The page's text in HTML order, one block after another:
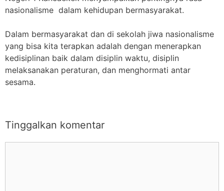
nasionalisme dalam kehidupan bermasyarakat.
Dalam bermasyarakat dan di sekolah jiwa nasionalisme
yang bisa kita terapkan adalah dengan menerapkan
kedisiplinan baik dalam disiplin waktu, disiplin
melaksanakan peraturan, dan menghormati antar
sesama.
Tinggalkan komentar